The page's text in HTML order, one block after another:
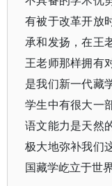
有被于改革开放
承和发扬，在王
王老师那样拥有
是我们新一代藏
学生中有很大一
语文能力是天然
极大地弥补我们
国藏学屹立于世